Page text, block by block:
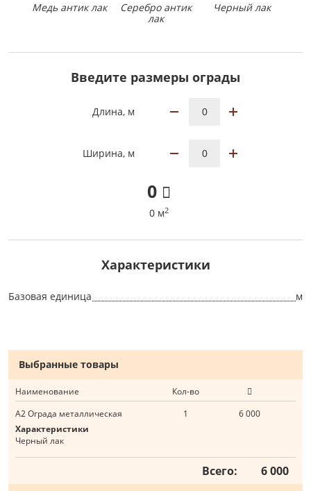
Медь антик лак
Серебро антик
лак
Черный лак
Введите размеры ограды
Длина, м
Ширина, м
0
0 м2
Характеристики
Базовая единица м
Выбранные товары
Наименование
Кол-во
А2 Ограда металлическая
1
6 000
Характеристики
Черный лак
Всего: 6 000